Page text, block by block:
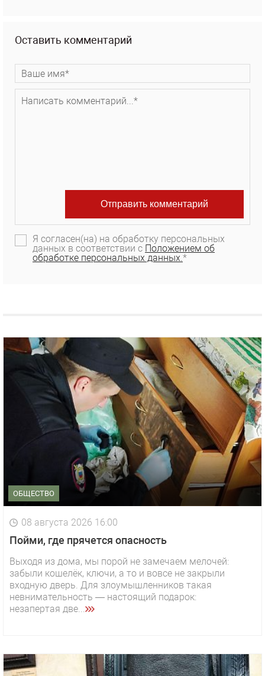
Оставить комментарий
Я согласен(на) на обработку персональных
данных в соответствии с Положением об
обработке персональных данных.*
ОБЩЕСТВО
08 августа 2026 16:00
Пойми, где прячется опасность
Выходя из дома, мы порой не замечаем мелочей:
забыли кошелёк, ключи, а то и вовсе не закрыли
входную дверь. Для злоумышленников такая
невнимательность — настоящий подарок:
незапертая две...